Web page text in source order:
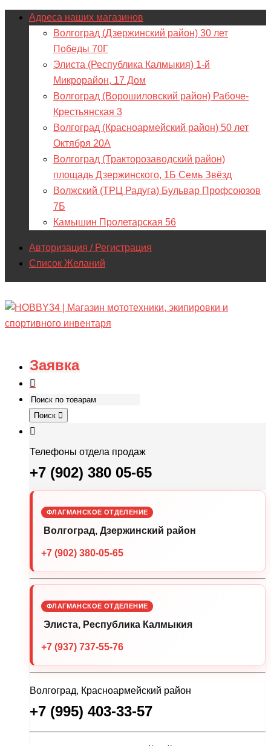
Адреса наших магазинов
Волгоград (Дзержинский район) 30 лет
Победы 70Г
Элиста (Республика Калмыкия) 1-й
Микрорайон, 17 Дом
Волгоград (Ворошиловский район) Рабоче-
Крестьянская 3
Волгоград (Красноармейский район) 50 лет
Октября 20А
Волгоград (Тракторозаводский район)
площадь Дзержинского, 1Б Семь Звёзд
Волжский (ТРЦ Радуга) Бульвар Профсоюзов
7Б
Камышин Пролетарская 56
Авторизация / Регистрация
Список Желаний
Заявка
Поиск
Телефоны отдела продаж
+7 (902) 380 05-65
ФЛАГМАНСКОЕ ОТДЕЛЕНИЕ
Волгоград, Дзержинский район
+7 (902) 380-05-65
ФЛАГМАНСКОЕ ОТДЕЛЕНИЕ
Элиста, Республика Калмыкия
+7 (937) 737-55-76
Волгоград, Красноармейский район
+7 (995) 403-33-57